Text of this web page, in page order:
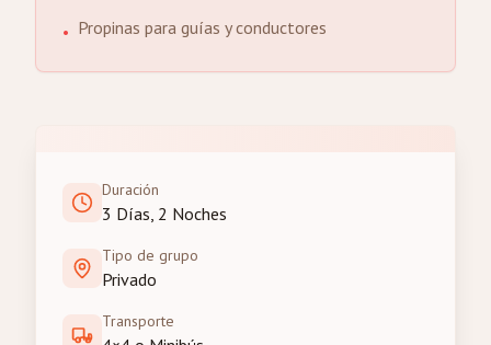
• Propinas para guías y conductores
Duración
3 Días, 2 Noches
Tipo de grupo
Privado
Transporte